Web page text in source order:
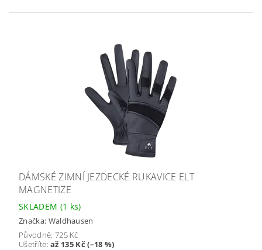
DÁMSKÉ ZIMNÍ JEZDECKÉ RUKAVICE ELT
MAGNETIZE
SKLADEM (1 ks)
Značka: Waldhausen
Původně: 725 Kč
Ušetříte:až 135 Kč (–18 %)